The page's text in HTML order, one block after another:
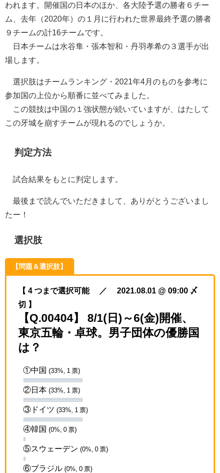
われます。開催国の日本のほか、各大陸予選の勝者６チー
ム、去年（2020年）の１月に行われた世界最終予選の勝者
９チームの計16チームです。
日本チームは水谷隼・張本智和・丹羽孝希の３選手が出
場します。
選択肢はチームランキング・2021年4月のものを参考に
参加国の上位から順番に並べてみました。
この競技は中国の１強状態が続いていますが、はたして
この牙城を崩すチームが現れるのでしょうか。
判定方法
試合結果をもとに判定します。
最後まで読んでいただきまして、ありがとうございまし
たー！
選択肢
【問題＆選択肢】
【 4 つまで選択可能 ／ 2021.08.01 @ 09:00 〆
切 】
【Q.00404】 8/1(日)～6(金)開催、
東京五輪・卓球。男子団体の優勝国
は？
①中国 (33%, 1 票)
②日本 (33%, 1 票)
③ドイツ (33%, 1 票)
④韓国 (0%, 0 票)
⑤スウェーデン (0%, 0 票)
⑥ブラジル (0%, 0 票)